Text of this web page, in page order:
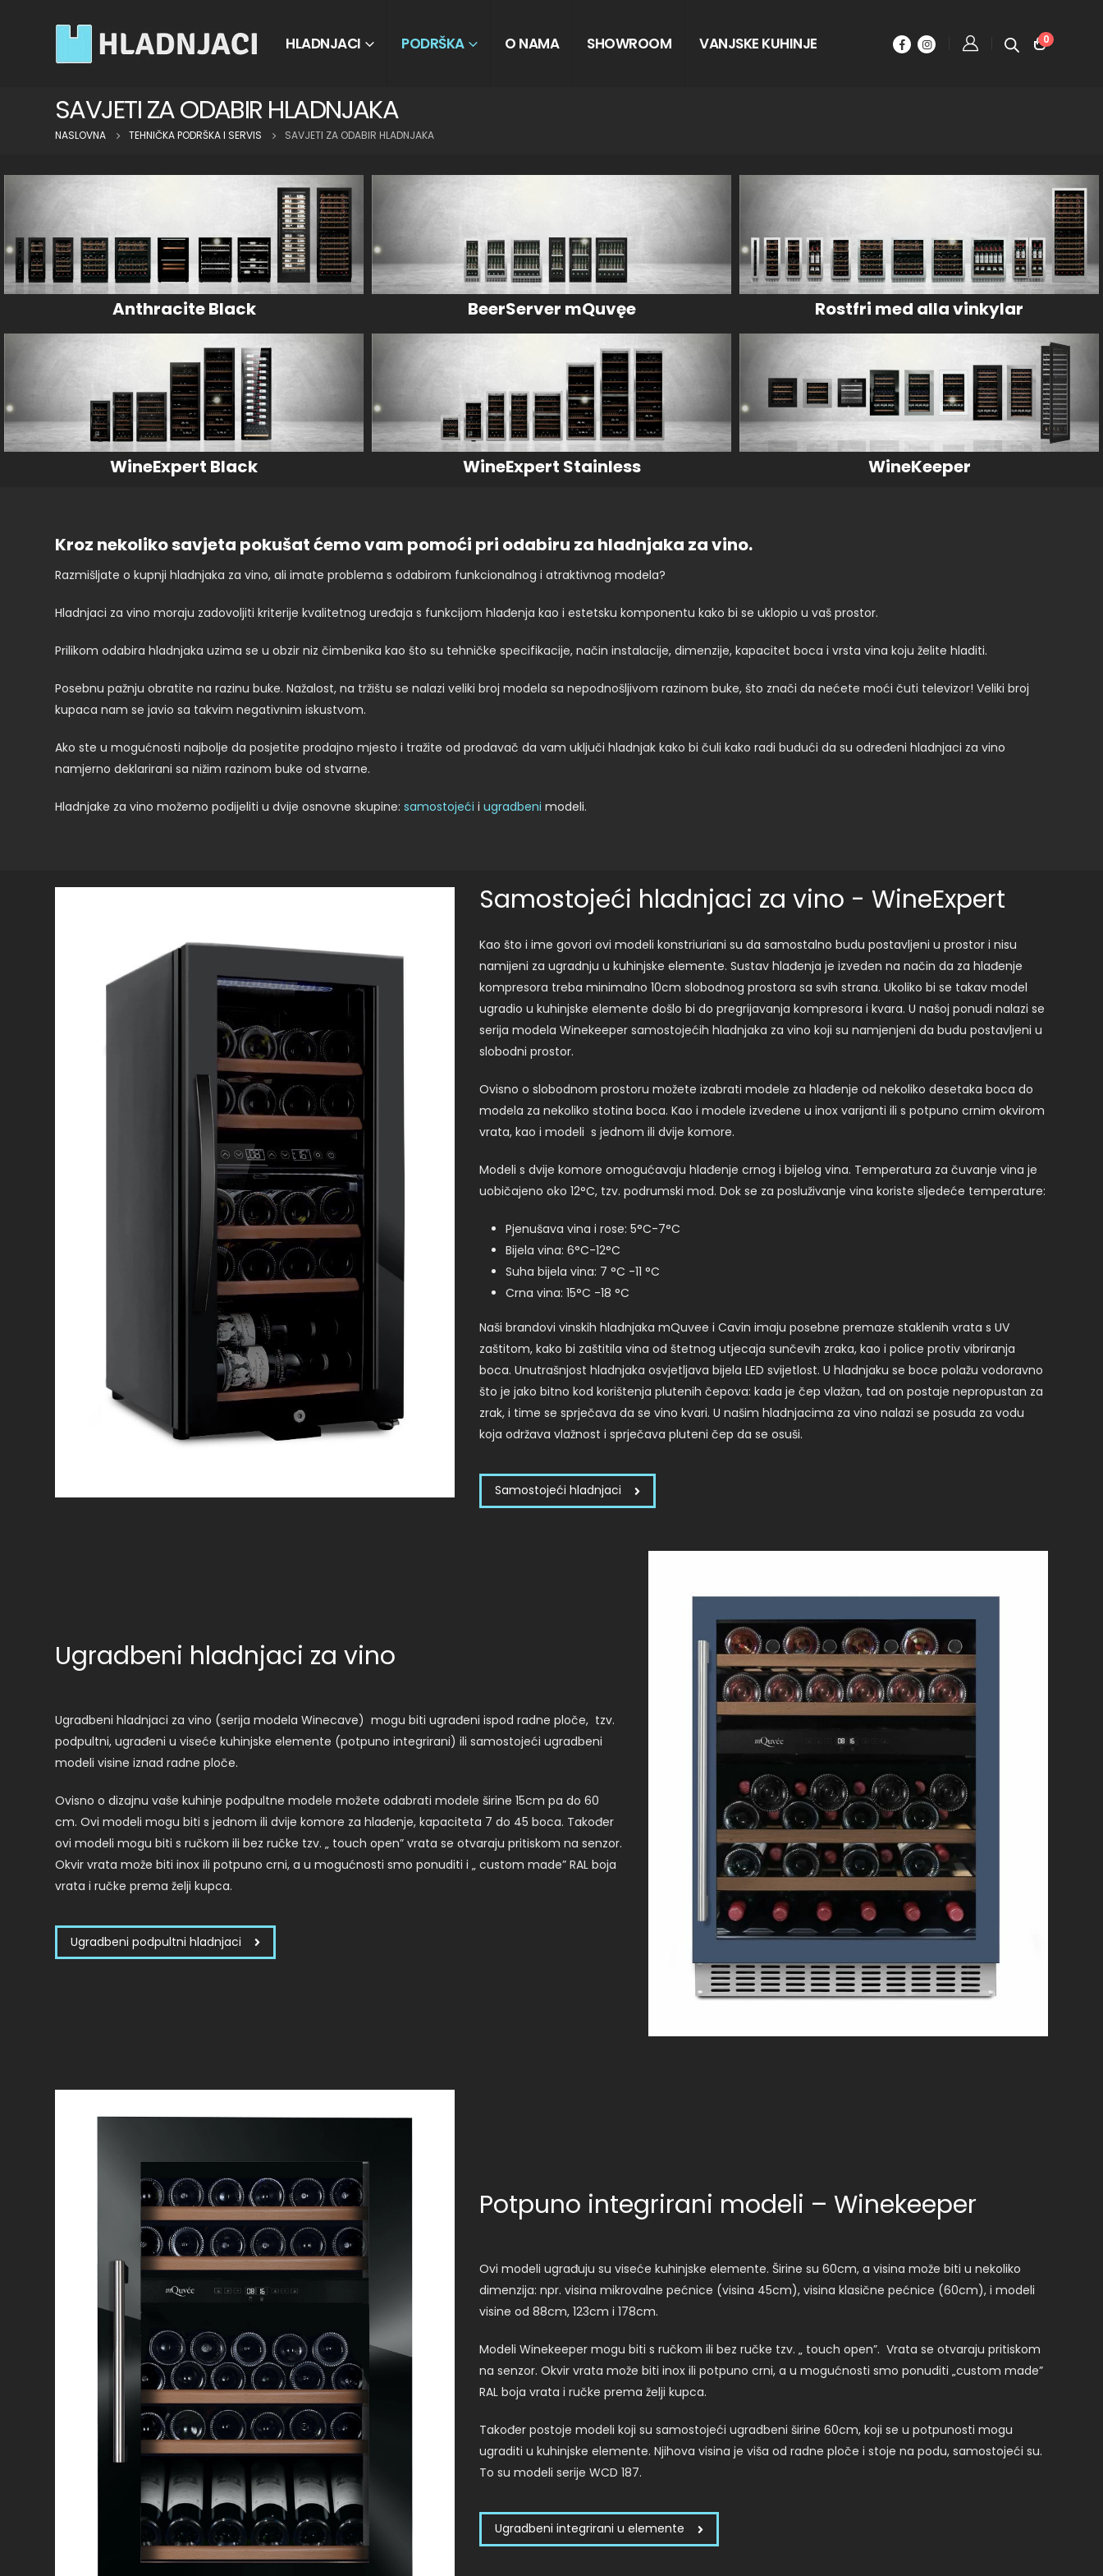
HLADNJACI PODRŠKA O NAMA SHOWROOM VANJSKE KUHINJE 0
SAVJETI ZA ODABIR HLADNJAKA
NASLOVNA TEHNIČKA PODRŠKA I SERVIS SAVJETI ZA ODABIR HLADNJAKA
Anthracite Black BeerServer mQuvęe Rostfri med alla vinkylar
WineExpert Black WineExpert Stainless WineKeeper
Kroz nekoliko savjeta pokušat ćemo vam pomoći pri odabiru za hladnjaka za vino.
Razmišljate o kupnji hladnjaka za vino, ali imate problema s odabirom funkcionalnog i atraktivnog modela?
Hladnjaci za vino moraju zadovoljiti kriterije kvalitetnog uređaja s funkcijom hlađenja kao i estetsku komponentu kako bi se uklopio u vaš prostor.
Prilikom odabira hladnjaka uzima se u obzir niz čimbenika kao što su tehničke specifikacije, način instalacije, dimenzije, kapacitet boca i vrsta vina koju želite hladiti.
Posebnu pažnju obratite na razinu buke. Nažalost, na tržištu se nalazi veliki broj modela sa nepodnošljivom razinom buke, što znači da nećete moći čuti televizor! Veliki broj
kupaca nam se javio sa takvim negativnim iskustvom.
Ako ste u mogućnosti najbolje da posjetite prodajno mjesto i tražite od prodavač da vam uključi hladnjak kako bi čuli kako radi budući da su određeni hladnjaci za vino
namjerno deklarirani sa nižim razinom buke od stvarne.
Hladnjake za vino možemo podijeliti u dvije osnovne skupine: samostojeći i ugradbeni modeli.
Samostojeći hladnjaci za vino - WineExpert
Kao što i ime govori ovi modeli konstriuriani su da samostalno budu postavljeni u prostor i nisu
namijeni za ugradnju u kuhinjske elemente. Sustav hlađenja je izveden na način da za hlađenje
kompresora treba minimalno 10cm slobodnog prostora sa svih strana. Ukoliko bi se takav model
ugradio u kuhinjske elemente došlo bi do pregrijavanja kompresora i kvara. U našoj ponudi nalazi se
serija modela Winekeeper samostojećih hladnjaka za vino koji su namjenjeni da budu postavljeni u
slobodni prostor.
Ovisno o slobodnom prostoru možete izabrati modele za hlađenje od nekoliko desetaka boca do
modela za nekoliko stotina boca. Kao i modele izvedene u inox varijanti ili s potpuno crnim okvirom
vrata, kao i modeli s jednom ili dvije komore.
Modeli s dvije komore omogućavaju hlađenje crnog i bijelog vina. Temperatura za čuvanje vina je
uobičajeno oko 12°C, tzv. podrumski mod. Dok se za posluživanje vina koriste sljedeće temperature:
Pjenušava vina i rose: 5°C-7°C
Bijela vina: 6°C-12°C
Suha bijela vina: 7 °C -11 °C
Crna vina: 15°C -18 °C
Naši brandovi vinskih hladnjaka mQuvee i Cavin imaju posebne premaze staklenih vrata s UV
zaštitom, kako bi zaštitila vina od štetnog utjecaja sunčevih zraka, kao i police protiv vibriranja
boca. Unutrašnjost hladnjaka osvjetljava bijela LED svijetlost. U hladnjaku se boce polažu vodoravno
što je jako bitno kod korištenja plutenih čepova: kada je čep vlažan, tad on postaje nepropustan za
zrak, i time se sprječava da se vino kvari. U našim hladnjacima za vino nalazi se posuda za vodu
koja održava vlažnost i sprječava pluteni čep da se osuši.
Samostojeći hladnjaci
Ugradbeni hladnjaci za vino
Ugradbeni hladnjaci za vino (serija modela Winecave) mogu biti ugrađeni ispod radne ploče, tzv.
podpultni, ugrađeni u viseće kuhinjske elemente (potpuno integrirani) ili samostojeći ugradbeni
modeli visine iznad radne ploče.
Ovisno o dizajnu vaše kuhinje podpultne modele možete odabrati modele širine 15cm pa do 60
cm. Ovi modeli mogu biti s jednom ili dvije komore za hlađenje, kapaciteta 7 do 45 boca. Također
ovi modeli mogu biti s ručkom ili bez ručke tzv. „ touch open” vrata se otvaraju pritiskom na senzor.
Okvir vrata može biti inox ili potpuno crni, a u mogućnosti smo ponuditi i „ custom made” RAL boja
vrata i ručke prema želji kupca.
Ugradbeni podpultni hladnjaci
Potpuno integrirani modeli – Winekeeper
Ovi modeli ugrađuju su viseće kuhinjske elemente. Širine su 60cm, a visina može biti u nekoliko
dimenzija: npr. visina mikrovalne pećnice (visina 45cm), visina klasične pećnice (60cm), i modeli
visine od 88cm, 123cm i 178cm.
Modeli Winekeeper mogu biti s ručkom ili bez ručke tzv. „ touch open”. Vrata se otvaraju pritiskom
na senzor. Okvir vrata može biti inox ili potpuno crni, a u mogućnosti smo ponuditi „custom made”
RAL boja vrata i ručke prema želji kupca.
Također postoje modeli koji su samostojeći ugradbeni širine 60cm, koji se u potpunosti mogu
ugraditi u kuhinjske elemente. Njihova visina je viša od radne ploče i stoje na podu, samostojeći su.
To su modeli serije WCD 187.
Ugradbeni integrirani u elemente